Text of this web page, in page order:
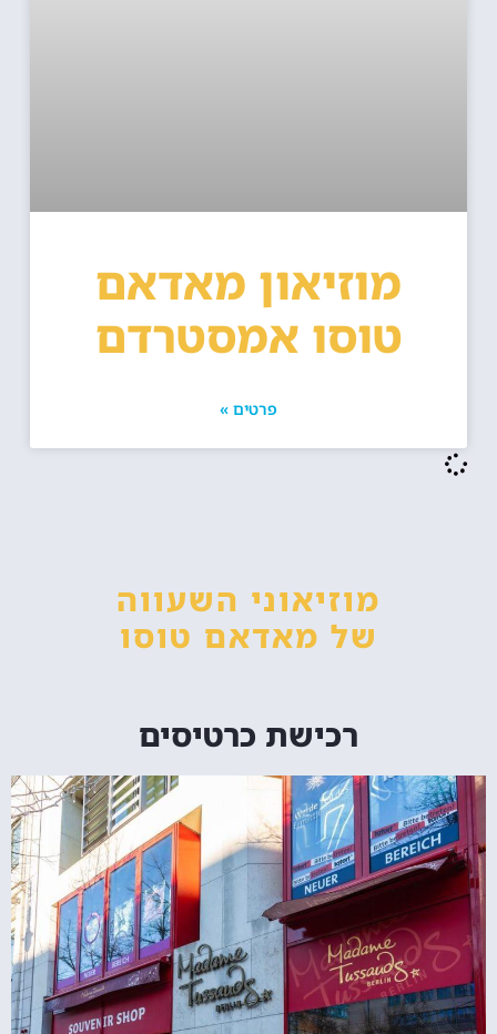
מוזיאון מאדאם
טוסו אמסטרדם
פרטים »
מוזיאוני השעווה
של מאדאם טוסו
רכישת כרטיסים